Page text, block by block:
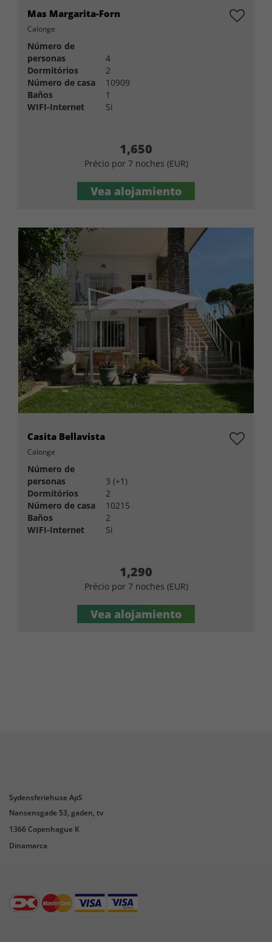
Mas Margarita-Forn
Calonge
Número de
personas
4
Dormitórios
2
Número de casa
10909
Baños
1
WIFI-Internet
Si
1,650
Précio por 7 noches (EUR)
Vea alojamiento
Casita Bellavista
Calonge
Número de
personas
3 (+1)
Dormitórios
2
Número de casa
10215
Baños
2
WIFI-Internet
Si
1,290
Précio por 7 noches (EUR)
Vea alojamiento
Sydensferiehuse ApS
Nansensgade 53, gaden, tv
1366 Copenhague K
Dinamarca